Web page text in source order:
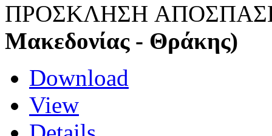
ΠΡΟΣΚΛΗΣH
Μακεδονίας - Θράκης)
Download
View